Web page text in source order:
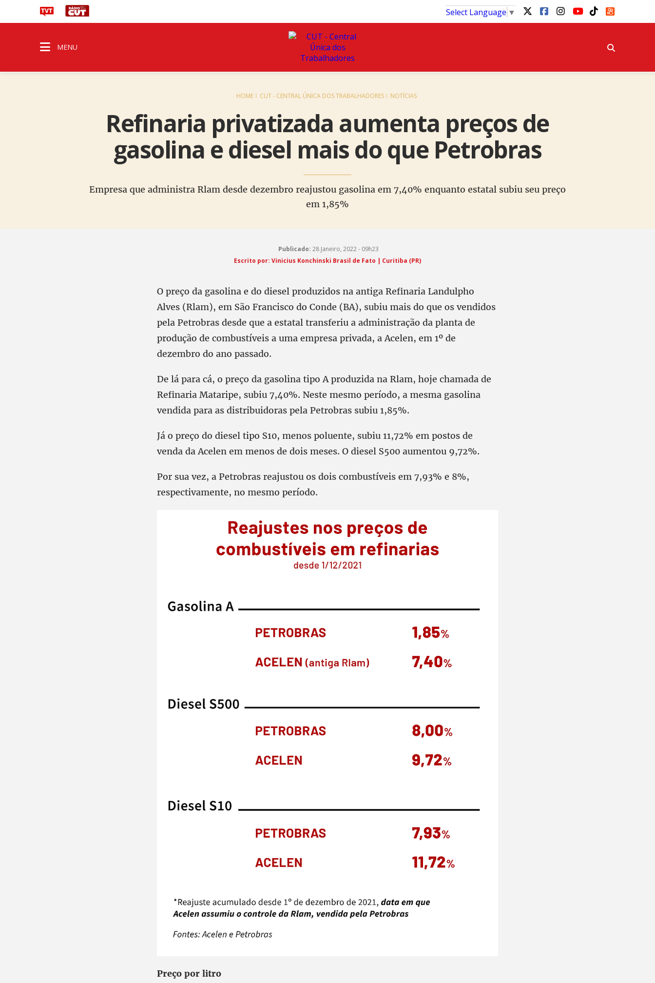
Select Language ▼
MENU
HOME CUT - CENTRAL ÚNICA DOS TRABALHADORES NOTÍCIAS
Refinaria privatizada aumenta preços de
gasolina e diesel mais do que Petrobras
Empresa que administra Rlam desde dezembro reajustou gasolina em 7,40% enquanto estatal subiu seu preço
em 1,85%
Publicado: 28 Janeiro, 2022 - 09h23
Escrito por: Vinicius Konchinski Brasil de Fato | Curitiba (PR)
O preço da gasolina e do diesel produzidos na antiga Refinaria Landulpho
Alves (Rlam), em São Francisco do Conde (BA), subiu mais do que os vendidos
pela Petrobras desde que a estatal transferiu a administração da planta de
produção de combustíveis a uma empresa privada, a Acelen, em 1º de
dezembro do ano passado.
De lá para cá, o preço da gasolina tipo A produzida na Rlam, hoje chamada de
Refinaria Mataripe, subiu 7,40%. Neste mesmo período, a mesma gasolina
vendida para as distribuidoras pela Petrobras subiu 1,85%.
Já o preço do diesel tipo S10, menos poluente, subiu 11,72% em postos de
venda da Acelen em menos de dois meses. O diesel S500 aumentou 9,72%.
Por sua vez, a Petrobras reajustou os dois combustíveis em 7,93% e 8%,
respectivamente, no mesmo período.
Preço por litro